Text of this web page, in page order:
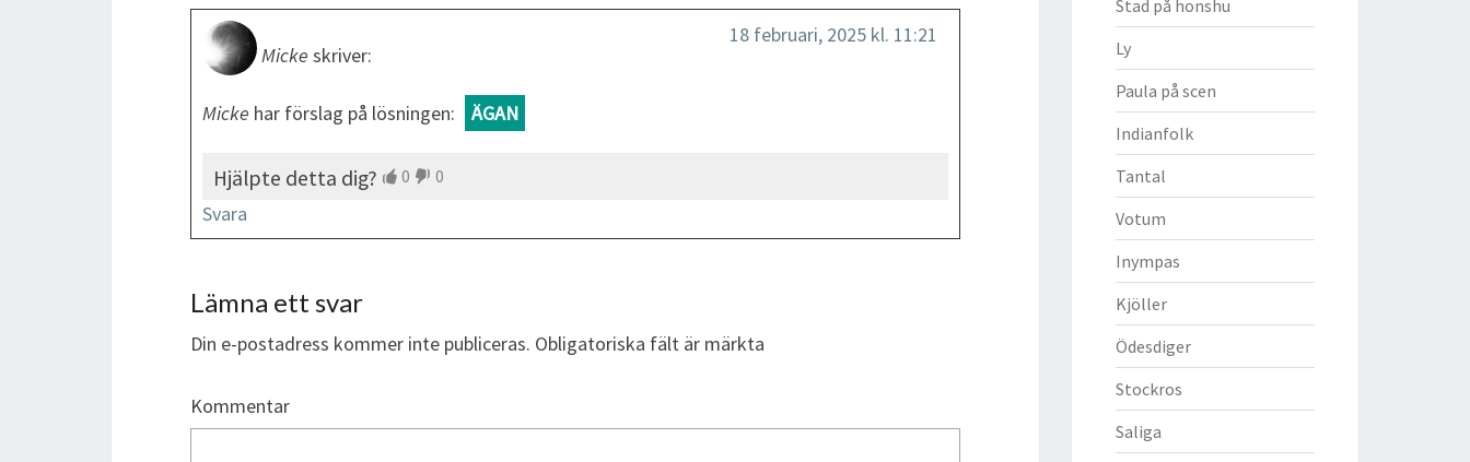
Micke skriver:
18 februari, 2025 kl. 11:21
Micke har förslag på lösningen: ÄGAN
Hjälpte detta dig? 0 0
Svara
Lämna ett svar
Din e-postadress kommer inte publiceras. Obligatoriska fält är märkta
Kommentar
Stad på honshu
Ly
Paula på scen
Indianfolk
Tantal
Votum
Inympas
Kjöller
Ödesdiger
Stockros
Saliga